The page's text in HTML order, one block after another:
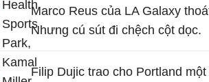
Marco Reus của LA Galaxy
Nhưng cú sút đi chệch cột dọc.
Filip Dujic trao cho Portland